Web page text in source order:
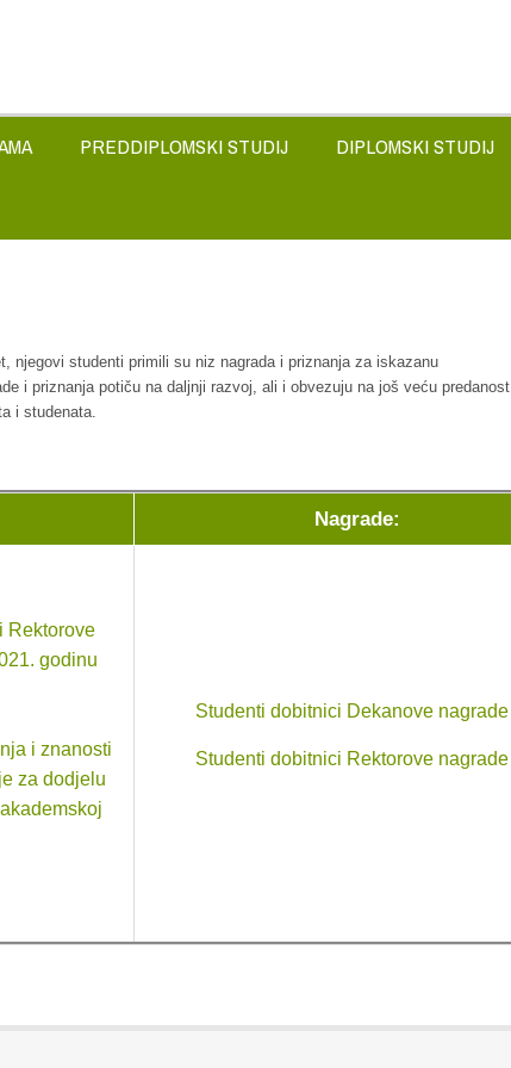
PREDDIPLOMSKI STUDIJ DIPLOMSKI STUDIJ
njegovi studenti primili su niz nagrada i priznanja za iskazanu
i priznanja potiču na daljnji razvoj, ali i obvezuju na još veću predanost
i studenata.
Nagrade:
Rektorove
godinu
i znanosti
za dodjelu
Studenti dobitnici Dekanove nagrade
Studenti dobitnici Rektorove nagrade